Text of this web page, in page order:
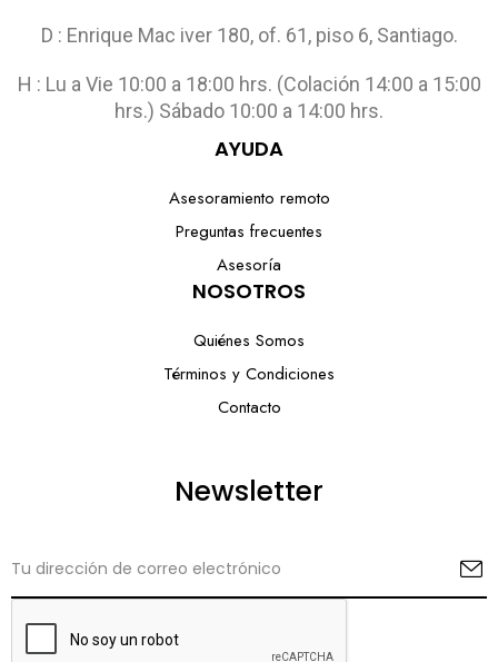
D : Enrique Mac iver 180, of. 61, piso 6, Santiago.
H : Lu a Vie 10:00 a 18:00 hrs. (Colación 14:00 a 15:00
hrs.) Sábado 10:00 a 14:00 hrs.
AYUDA
Asesoramiento remoto
Preguntas frecuentes
Asesoría
NOSOTROS
Quiénes Somos
Términos y Condiciones
Contacto
Newsletter